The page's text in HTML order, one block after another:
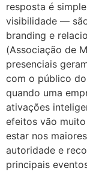
resposta é
visibilidade —
branding e
(Associação de
presenciais
com o público
quando uma
ativações
efeitos vão
estar nos
autoridade e
principais